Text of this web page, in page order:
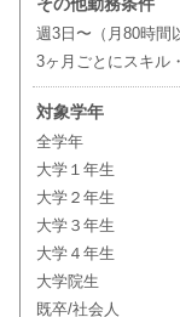
その他勤務条件
週3日〜（月80時間
3ヶ月ごとにスキル
対象学年
全学年
大学１年生
大学２年生
大学３年生
大学４年生
大学院生
既卒/社会人